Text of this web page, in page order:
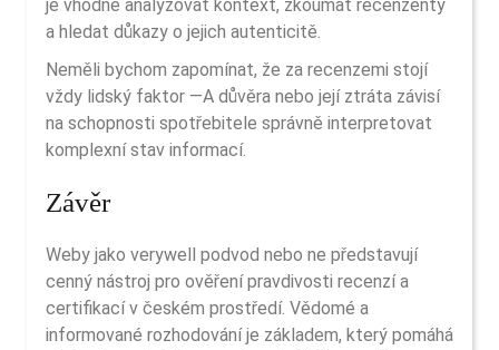
je vhodné analyzovat kontext, zkoumat recenzenty
a hledat důkazy o jejich autenticitě.
Neměli bychom zapomínat, že za recenzemi stojí
vždy lidský faktor —A důvěra nebo její ztráta závisí
na schopnosti spotřebitele správně interpretovat
komplexní stav informací.
Závěr
Weby jako verywell podvod nebo ne představují
cenný nástroj pro ověření pravdivosti recenzí a
certifikací v českém prostředí. Vědomé a
informované rozhodování je základem, který pomáhá